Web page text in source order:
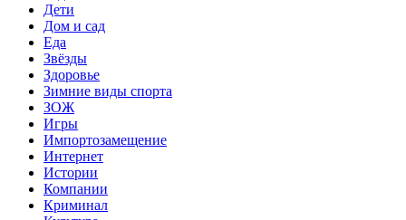
Дети
Дом и сад
Еда
Звёзды
Здоровье
Зимние виды спорта
ЗОЖ
Игры
Импортозамещение
Интернет
Истории
Компании
Криминал